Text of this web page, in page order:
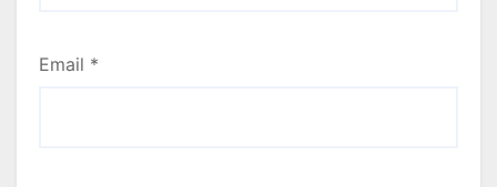
Email *